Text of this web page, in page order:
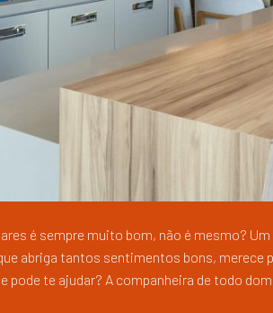
é sempre muito bom, não é mesmo?
abriga tantos sentimentos bons,
pode te ajudar? A companheira de todo